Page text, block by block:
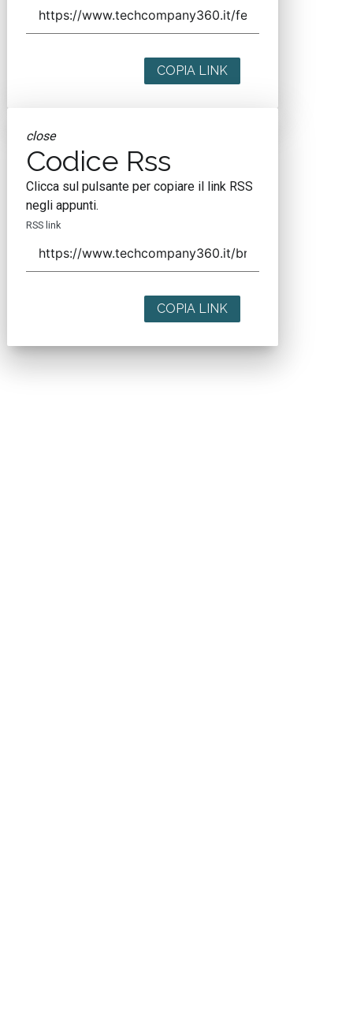
COPIA LINK
close
Codice Rss
Clicca sul pulsante per copiare il link RSS
negli appunti.
RSS link
COPIA LINK